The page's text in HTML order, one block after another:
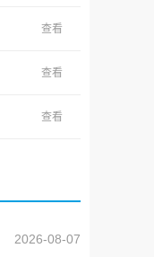
查看
查看
查看
2026-08-07